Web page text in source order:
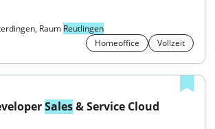
Raum Reutlingen
Homeoffice
Vollzeit
Sales & Service Cloud